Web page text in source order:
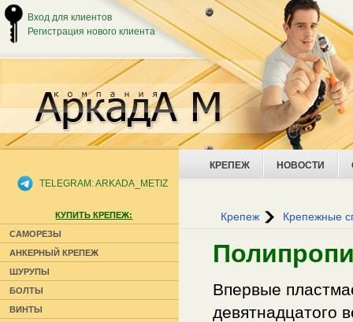
КРЕПЕЖ НОВОСТИ
Крепеж Крепежные
Впервые
девятнадцатого
TELEGRAM: ARKADA_METIZ
КУПИТЬ КРЕПЕЖ:
САМОРЕЗЫ
АНКЕРНЫЙ КРЕПЕЖ
ШУРУПЫ
БОЛТЫ
ВИНТЫ
Вход для клиентов
Регистрация нового клиента